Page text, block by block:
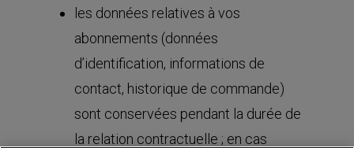
les données relatives à vos
abonnements (données
d’identification, informations de
contact, historique de commande)
sont conservées pendant la durée de
la relation contractuelle ; en cas